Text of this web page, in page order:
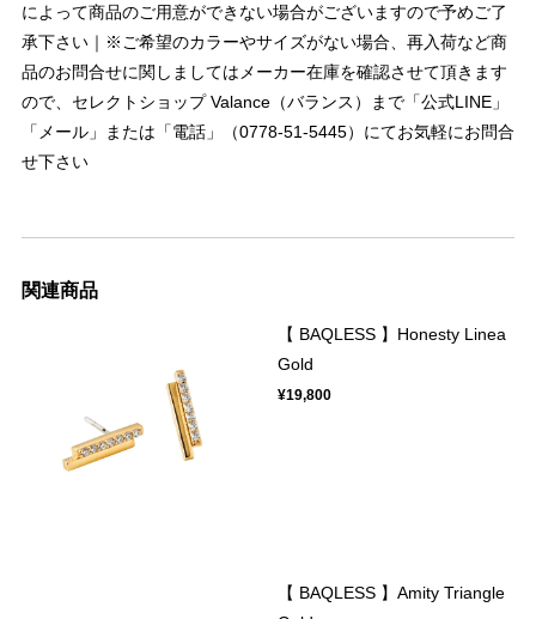
によって商品のご用意ができない場合がございますので予めご了
承下さい｜※ご希望のカラーやサイズがない場合、再入荷など商
品のお問合せに関しましてはメーカー在庫を確認させて頂きます
ので、セレクトショップ Valance（バランス）まで「公式LINE」
「メール」または「電話」（0778-51-5445）にてお気軽にお問合
せ下さい
関連商品
【 BAQLESS 】Honesty Linea
Gold
¥19,800
【 BAQLESS 】Amity Triangle